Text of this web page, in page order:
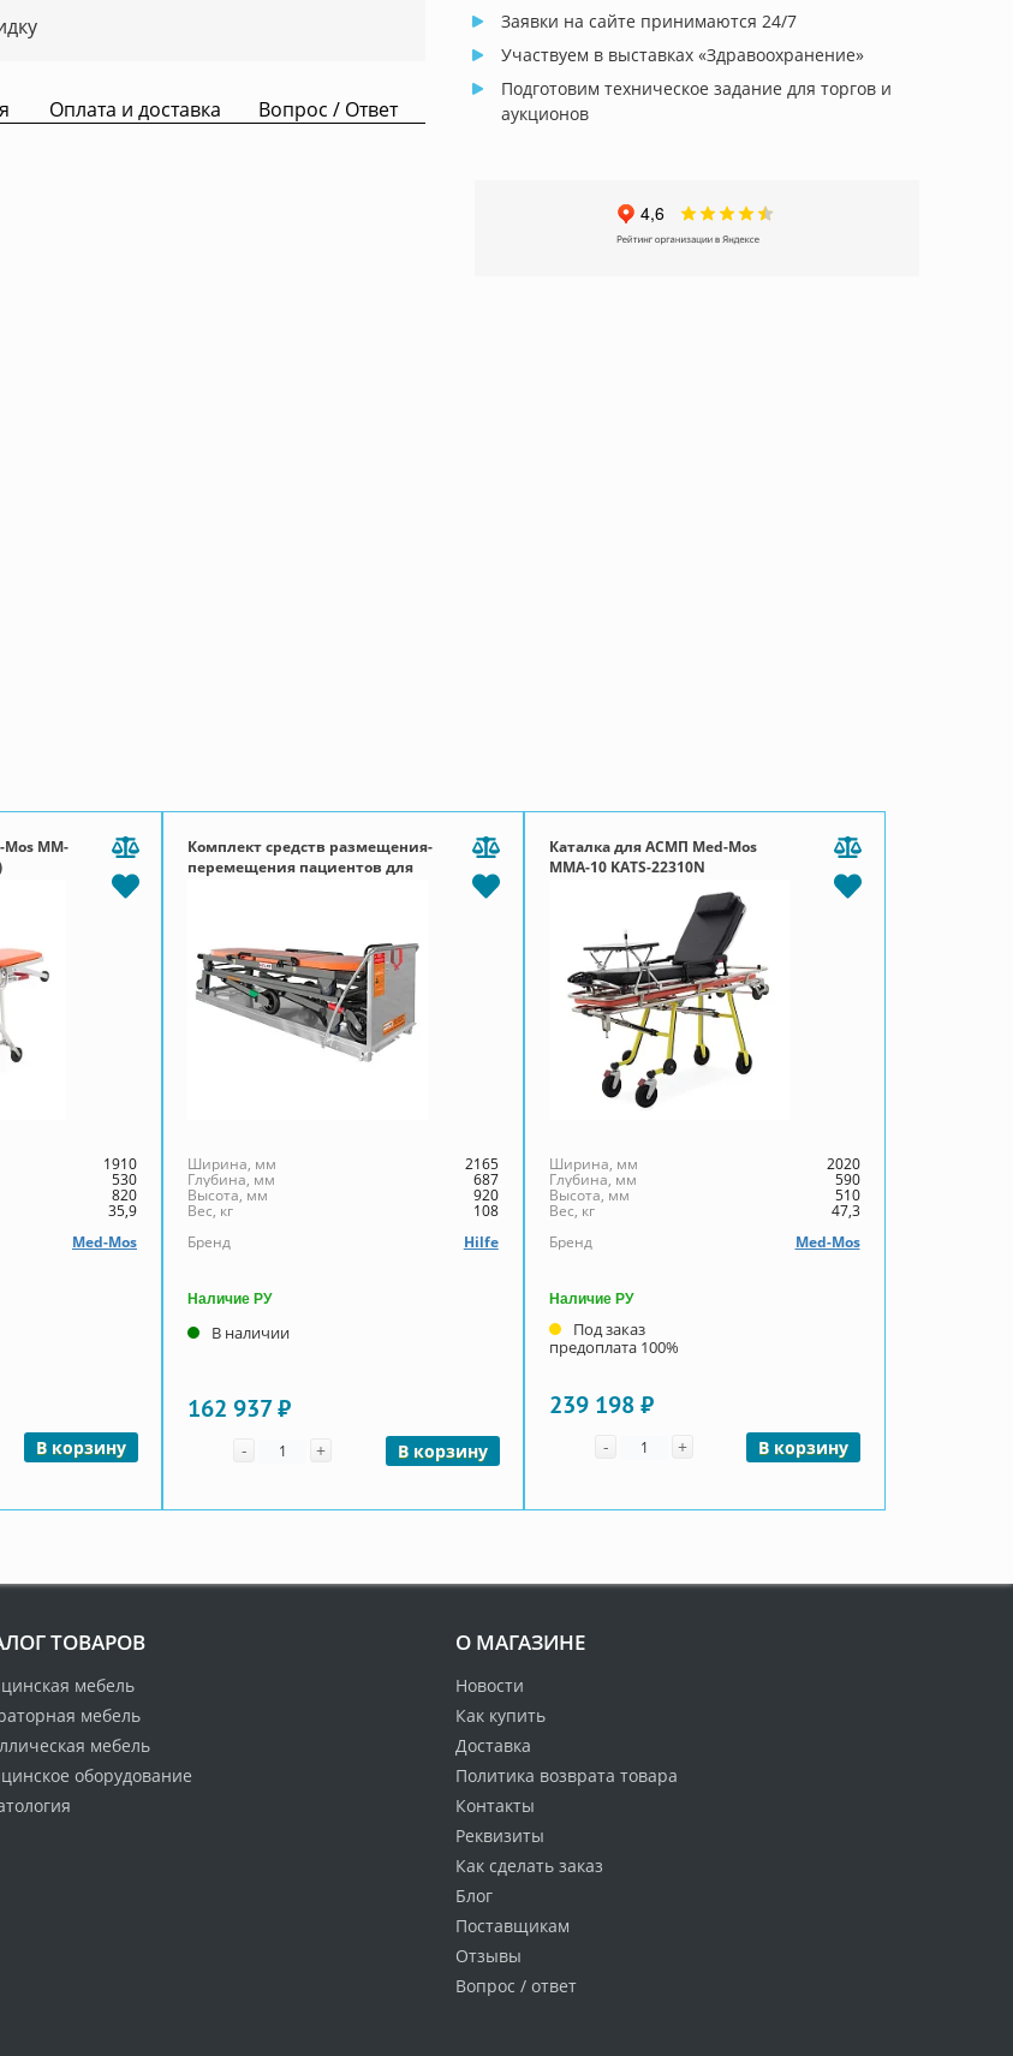
Оплата и доставка Вопрос / Ответ
Заявки на сайте принимаются 24/7
Участвуем в выставках «Здравоохранение»
Подготовим техническое задание для торгов и
аукционов
Mos ММ-
1910
530
820
35,9
Med-Mos
В корзину
Комплект средств размещения-
перемещения пациентов для
Ширина, мм 2165
Глубина, мм 687
Высота, мм 920
Вес, кг
108
Бренд
Hilfe
Наличие РУ
В наличии
162 937 ₽
- Количество
+ В корзину
Каталка для АСМП Med-Mos
ММА-10 KATS-22310N
Ширина, мм 2020
Глубина, мм 590
Высота, мм 510
Вес, кг
47,3
Бренд
Med-Mos
Наличие РУ
Под заказ
предоплата 100%
239 198 ₽
- Количество
+ В корзину
ТОВАРОВ
мебель
мебель
мебель
оборудование
О МАГАЗИНЕ
Новости
Как купить
Доставка
Политика возврата товара
Контакты
Реквизиты
Как сделать заказ
Блог
Поставщикам
Отзывы
Вопрос / ответ